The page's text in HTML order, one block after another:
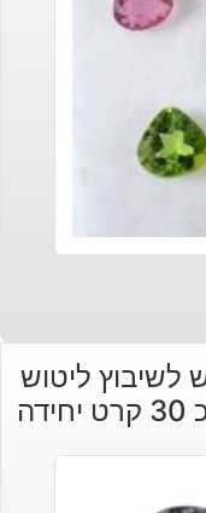
לשיבוץ ליטוש